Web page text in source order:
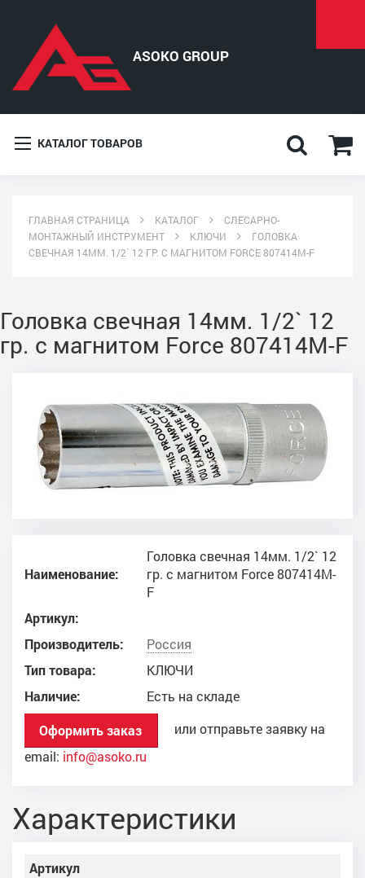
КАТАЛОГ ТОВАРОВ
ГЛАВНАЯ СТРАНИЦА КАТАЛОГ
СЛЕСАРНО-
МОНТАЖНЫЙ ИНСТРУМЕНТ
КЛЮЧИ
ГОЛОВКА
СВЕЧНАЯ 14ММ. 1/2` 12 ГР. С МАГНИТОМ FORCE 807414M-F
Головка свечная 14мм. 1/2` 12
гр. с магнитом Force 807414M-F
Наименование:
Головка свечная 14мм. 1/2` 12
гр. с магнитом Force 807414M-
F
Артикул:
Производитель:
Россия
Тип товара:
КЛЮЧИ
Наличие:
Есть на складе
Оформить заказ
или отправьте заявку на
email: info@asoko.ru
Характеристики
Артикул